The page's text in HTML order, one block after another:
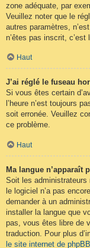
zone adéquate, par
Veuillez noter que le
autres paramètres,
n’êtes pas inscrit, c’est
Haut
J’ai réglé le fuseau
Si vous êtes certain
l’heure n’est toujours
soit erronée. Veuillez
ce problème.
Haut
Ma langue n’apparaît
Soit les administrateurs
le logiciel n’a pas
demander à un
installer la langue que
pas, vous êtes libre de
traduction. Pour plus
le site internet de phpBB